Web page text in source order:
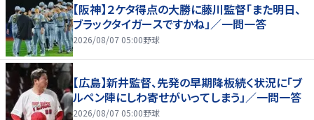
【阪神】２ケタ得点の大勝に藤川監督「また明日、
ブラックタイガースですかね」／一問一答
2026/08/07 05:00野球
【広島】新井監督、先発の早期降板続く状況に「ブ
ルペン陣にしわ寄せがいってしまう」／一問一答
2026/08/07 05:00野球